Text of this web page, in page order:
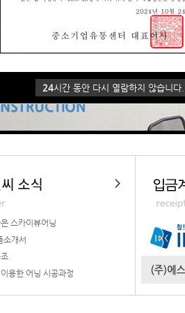
시간 동안 다시 열람하지 않습니다.
24시간 동안 다시 열람하지 않습니다.
스카이뷰어닝
소개서
용한 어닝 시공과정